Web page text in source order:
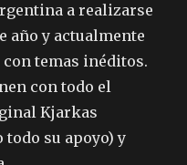
a realizarse
año y actualmente
temas inéditos.
con todo el
Kjarkas
su apoyo) y